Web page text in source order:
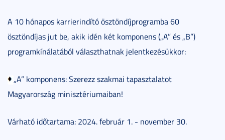
A 10 hónapos karrierindító ösztöndíjprogramba 60
ösztöndíjas jut be, akik idén két komponens („A” és „B”)
programkínálatából választhatnak jelentkezésükkor:
„A” komponens: Szerezz szakmai tapasztalatot
Magyarország minisztériumaiban!
Várható időtartama: 2024. február 1. - november 30.